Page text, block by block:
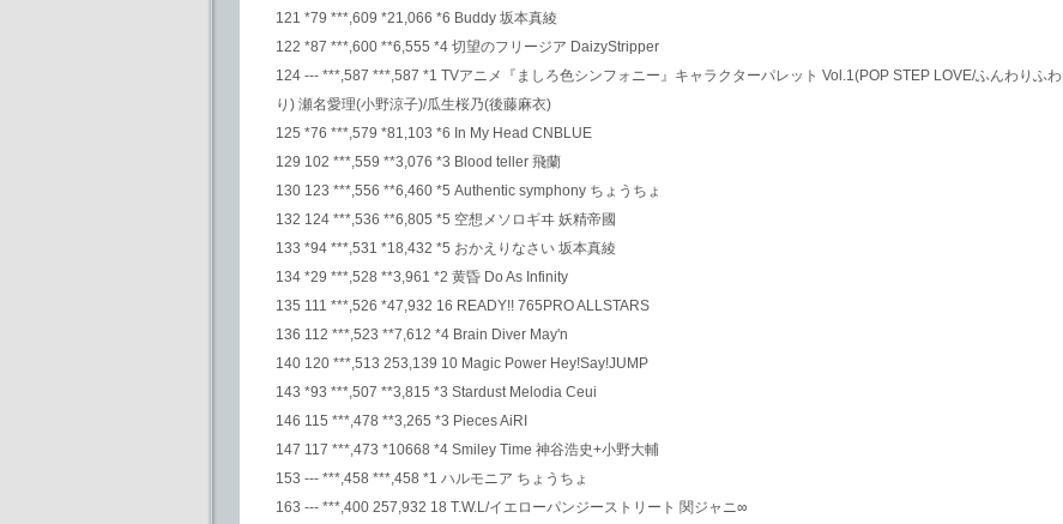
121 *79 ***,609 *21,066 *6 Buddy 坂本真綾
122 *87 ***,600 **6,555 *4 切望のフリージア DaizyStripper
124 --- ***,587 ***,587 *1 TVアニメ『ましろ色シンフォニー』キャラクターパレット Vol.1(POP STEP LOVE/ふんわりふわ
り) 瀬名愛理(小野涼子)/瓜生桜乃(後藤麻衣)
125 *76 ***,579 *81,103 *6 In My Head CNBLUE
129 102 ***,559 **3,076 *3 Blood teller 飛蘭
130 123 ***,556 **6,460 *5 Authentic symphony ちょうちょ
132 124 ***,536 **6,805 *5 空想メソロギヰ 妖精帝國
133 *94 ***,531 *18,432 *5 おかえりなさい 坂本真綾
134 *29 ***,528 **3,961 *2 黄昏 Do As Infinity
135 111 ***,526 *47,932 16 READY!! 765PRO ALLSTARS
136 112 ***,523 **7,612 *4 Brain Diver May'n
140 120 ***,513 253,139 10 Magic Power Hey!Say!JUMP
143 *93 ***,507 **3,815 *3 Stardust Melodia Ceui
146 115 ***,478 **3,265 *3 Pieces AiRI
147 117 ***,473 *10668 *4 Smiley Time 神谷浩史+小野大輔
153 --- ***,458 ***,458 *1 ハルモニア ちょうちょ
163 --- ***,400 257,932 18 T.W.L/イエローパンジーストリート 関ジャニ∞